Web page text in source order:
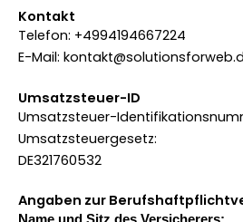
Kontakt
Telefon: +4994194667224
E-Mail:
Umsatzsteuer-ID
Umsatzsteuer-
Umsatzsteuergesetz:
DE321760532
Angaben zur